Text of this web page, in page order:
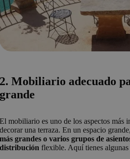
2. Mobiliario adecuado
grande
El mobiliario es uno de los aspectos más
decorar una terraza. En un espacio
más grandes o varios grupos de
distribución flexible. Aquí tienes algunas